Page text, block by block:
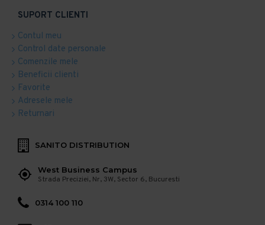
SUPORT CLIENTI
Contul meu
Control date personale
Comenzile mele
Beneficii clienti
Favorite
Adresele mele
Returnari
SANITO DISTRIBUTION
West Business Campus
Strada Preciziei, Nr, 3W, Sector 6, Bucuresti
0314 100 110